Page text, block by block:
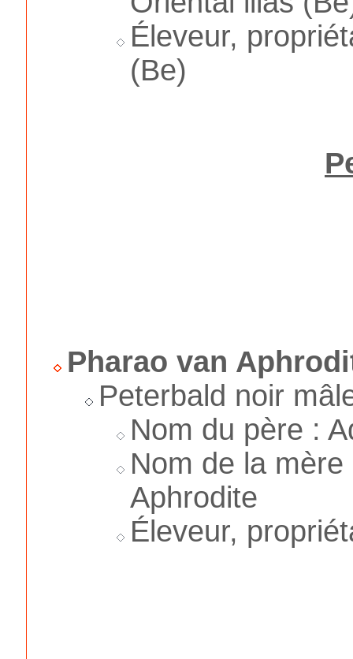
Éleveur,
(Be)
Pharao van
Peterbald noir
Nom du père :
Nom de la
Aphrodite
Éleveur,